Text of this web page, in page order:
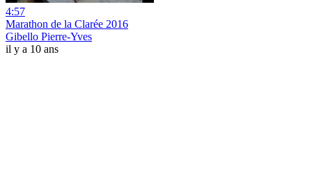
4:57
Marathon de la Clarée 2016
Gibello Pierre-Yves
il y a 10 ans